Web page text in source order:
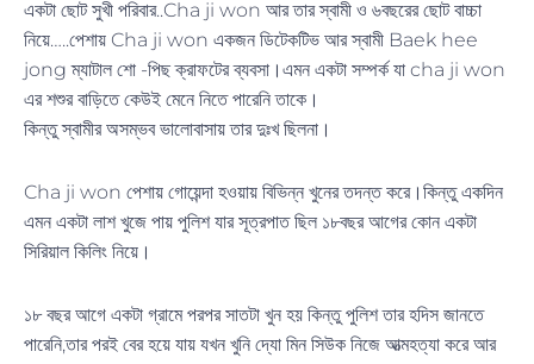
একটা ছোট সুখী পরিবার..Cha ji won আর তার স্বামী ও ৬বছরের ছোট বাচ্চা
নিয়ে…..পেশায় Cha ji won একজন ডিটেকটিভ আর স্বামী Baek hee
jong ম্যাটাল শো -পিছ ক্রাফটের ব্যবসা।এমন একটা সম্পর্ক যা cha ji won
এর শশুর বাড়িতে কেউই মেনে নিতে পারেনি তাকে।
কিন্তু স্বামীর অসম্ভব ভালোবাসায় তার দুঃখ ছিলনা।
Cha ji won পেশায় গোয়েন্দা হওয়ায় বিভিন্ন খুনের তদন্ত করে।কিন্তু একদিন
এমন একটা লাশ খুজে পায় পুলিশ যার সূত্রপাত ছিল ১৮বছর আগের কোন একটা
সিরিয়াল কিলিং নিয়ে।
১৮ বছর আগে একটা গ্রামে পরপর সাতটা খুন হয় কিন্তু পুলিশ তার হদিস জানতে
পারেনি,তার পরই বের হয়ে যায় যখন খুনি দ্যো মিন সিউক নিজে আত্মহত্যা করে আর